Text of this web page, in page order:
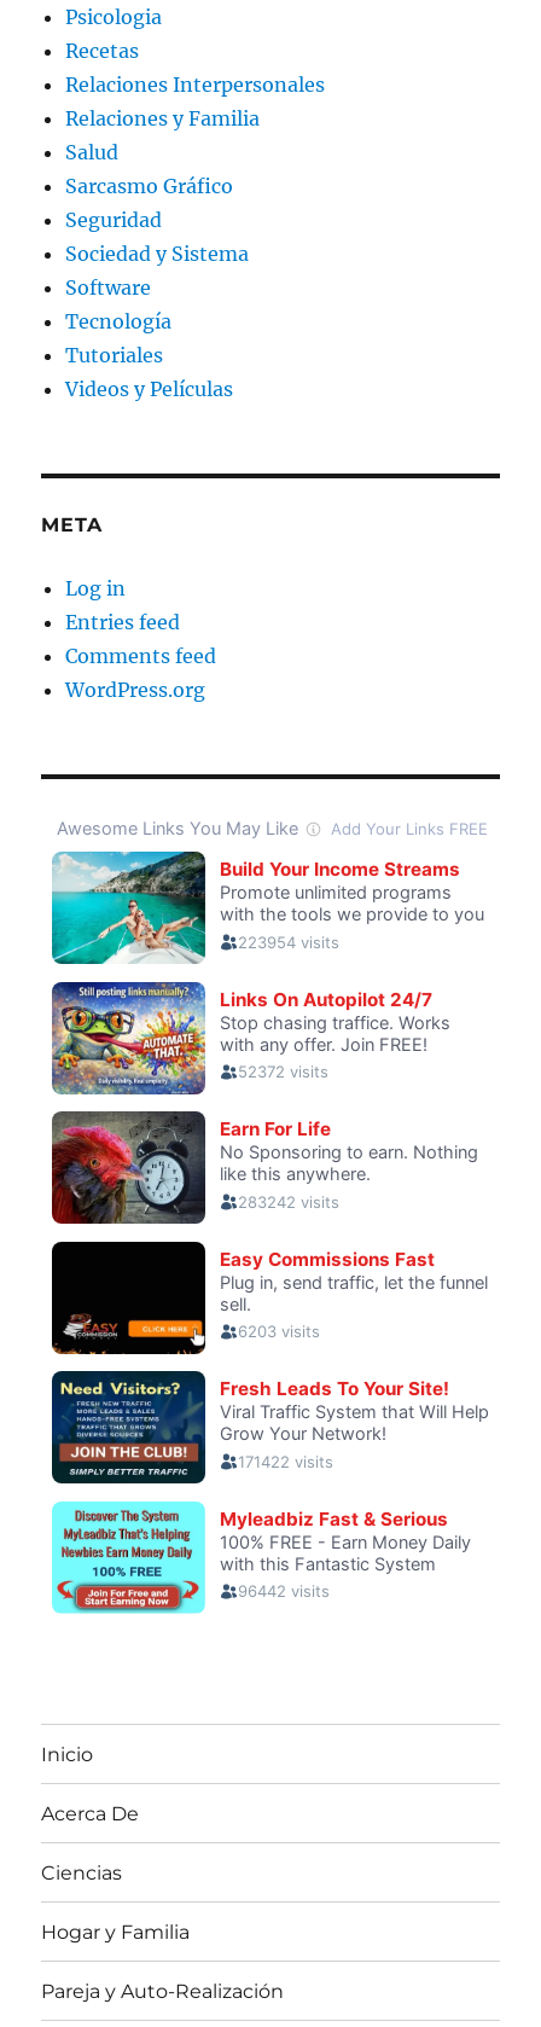
Psicologia
Recetas
Relaciones Interpersonales
Relaciones y Familia
Salud
Sarcasmo Gráfico
Seguridad
Sociedad y Sistema
Software
Tecnología
Tutoriales
Videos y Películas
META
Log in
Entries feed
Comments feed
WordPress.org
Inicio
Acerca De
Ciencias
Hogar y Familia
Pareja y Auto-Realización